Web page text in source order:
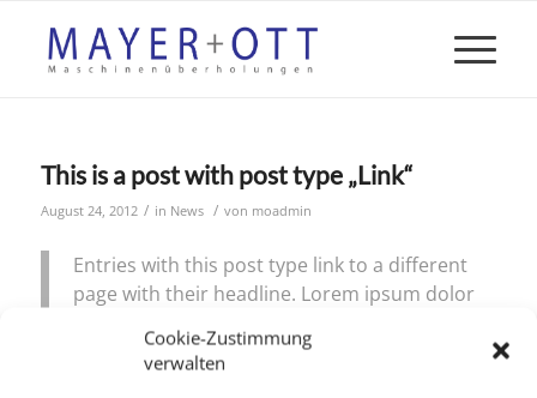
Cookie-Zustimmung
verwalten
This is a post with post type „Link“
August 24, 2012 / in News / von moadmin
Entries with this post type link to a different
page with their headline. Lorem ipsum dolor
Aenean commodo ligula eget dolor.